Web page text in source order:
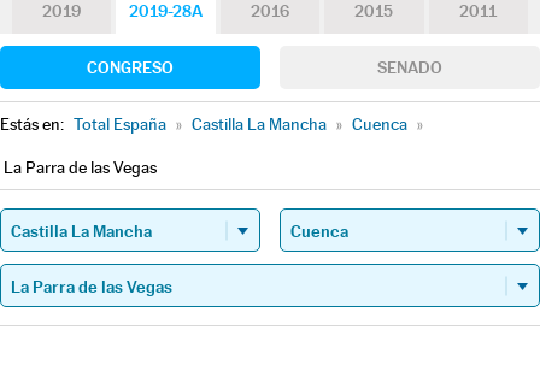
2019 2019-28A 2016 2015 2011
CONGRESO SENADO
Estás en: Total España » Castilla La Mancha » Cuenca »
La Parra de las Vegas